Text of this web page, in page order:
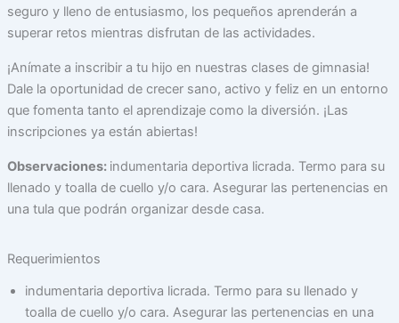
seguro y lleno de entusiasmo, los pequeños aprenderán a
superar retos mientras disfrutan de las actividades.
¡Anímate a inscribir a tu hijo en nuestras clases de gimnasia!
Dale la oportunidad de crecer sano, activo y feliz en un entorno
que fomenta tanto el aprendizaje como la diversión. ¡Las
inscripciones ya están abiertas!
Observaciones: indumentaria deportiva licrada. Termo para su
llenado y toalla de cuello y/o cara. Asegurar las pertenencias en
una tula que podrán organizar desde casa.
Requerimientos
indumentaria deportiva licrada. Termo para su llenado y
toalla de cuello y/o cara. Asegurar las pertenencias en una